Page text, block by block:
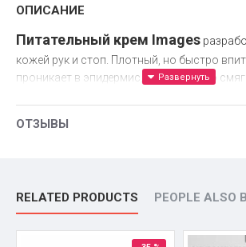
ОПИСАНИЕ
Питательный крем Images
кожей рук и стоп. Плотный, но быстро
проникает в эпидермис, наполняя его
особенно рекомендован к использованию
Высокопитательный состав наполняет
ОТЗЫВЫ
RELATED PRODUCTS PEOPLE ALSO